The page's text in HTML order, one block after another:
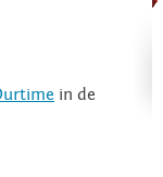
in de